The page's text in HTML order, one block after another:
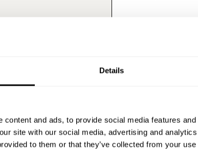
Details
content and ads, to provide social media features
site with our social media, advertising and
to them or that they’ve collected from your
Een
Je
Er